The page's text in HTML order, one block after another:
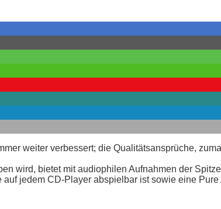
weiter verbessert; die Qualitätsansprüche,
wird, bietet mit audiophilen Aufnahmen der
jedem CD-Player abspielbar ist sowie eine